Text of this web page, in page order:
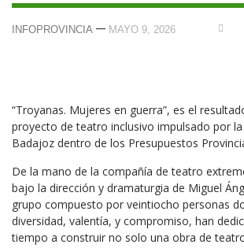
INFOPROVINCIA — MAYO 9, 2026
“Troyanas. Mujeres en guerra”, es el
proyecto de teatro inclusivo impulsado por
Badajoz dentro de los Presupuestos
De la mano de la compañía de teatro
bajo la dirección y dramaturgia de Miguel
grupo compuesto por veintiocho personas
diversidad, valentía, y compromiso, han
tiempo a construir no solo una obra de